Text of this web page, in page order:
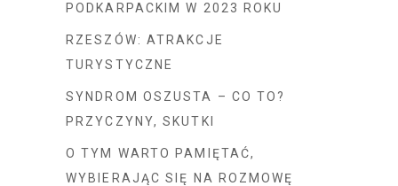
PODKARPACKIM W 2023 ROKU
RZESZÓW: ATRAKCJE
TURYSTYCZNE
SYNDROM OSZUSTA – CO TO?
PRZYCZYNY, SKUTKI
O TYM WARTO PAMIĘTAĆ,
WYBIERAJĄC SIĘ NA ROZMOWĘ